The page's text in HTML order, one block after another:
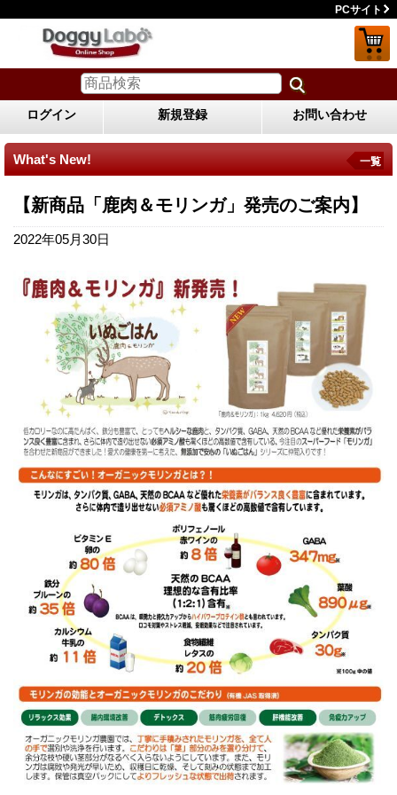
PCサイト
ログイン 新規登録 お問い合わせ
What's New! 一覧
【新商品「鹿肉＆モリンガ」発売のご案内】
2022年05月30日